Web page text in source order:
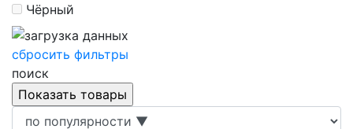
Чёрный
сбросить фильтры
поиск